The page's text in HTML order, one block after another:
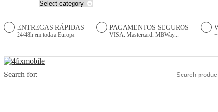
ENTREGAS RÁPIDAS
24/48h em toda a Europa
PAGAMENTOS SEGUROS
VISA, Mastercard, MBWay...
Search for: